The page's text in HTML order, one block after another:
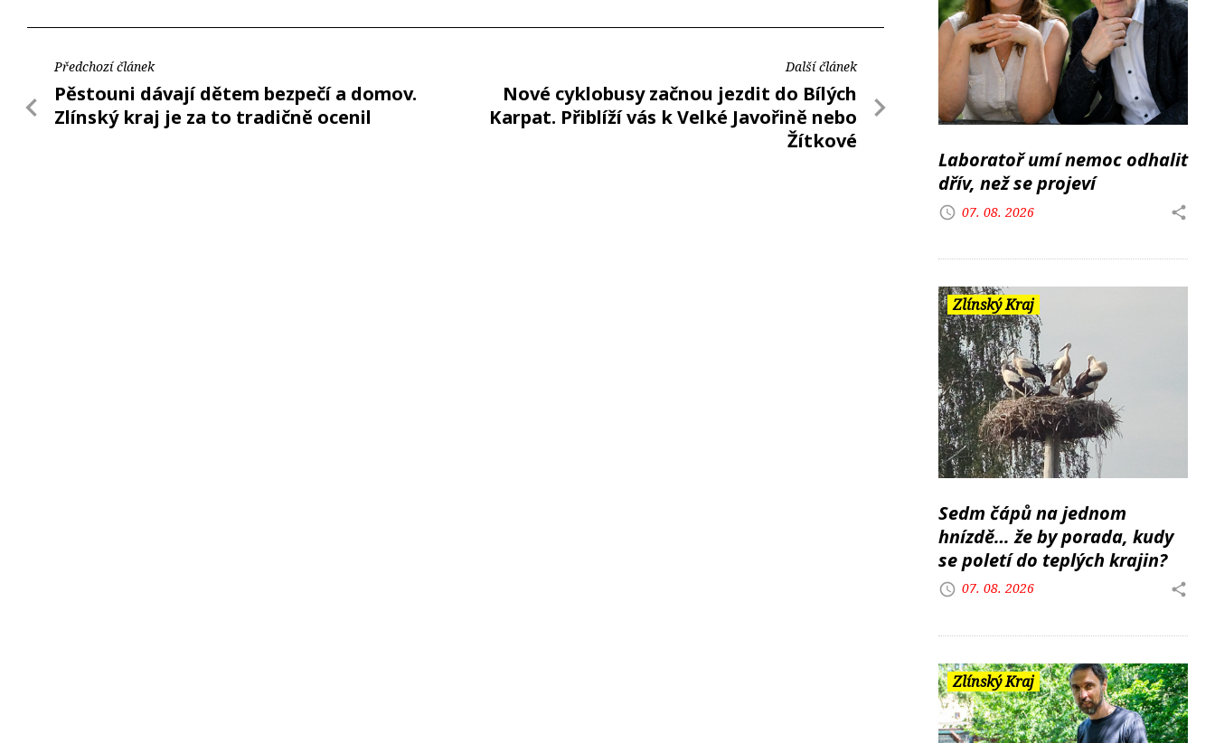
Předchozí článek
Pěstouni dávají dětem bezpečí a domov.
Zlínský kraj je za to tradičně ocenil
Další článek
Nové cyklobusy začnou jezdit do Bílých
Karpat. Přiblíží vás k Velké Javořině nebo
Žítkové
Laboratoř umí nemoc odhalit
dřív, než se projeví
07. 08. 2026
Zlínský Kraj
Sedm čápů na jednom
hnízdě… že by porada, kudy
se poletí do teplých krajin?
07. 08. 2026
Zlínský Kraj